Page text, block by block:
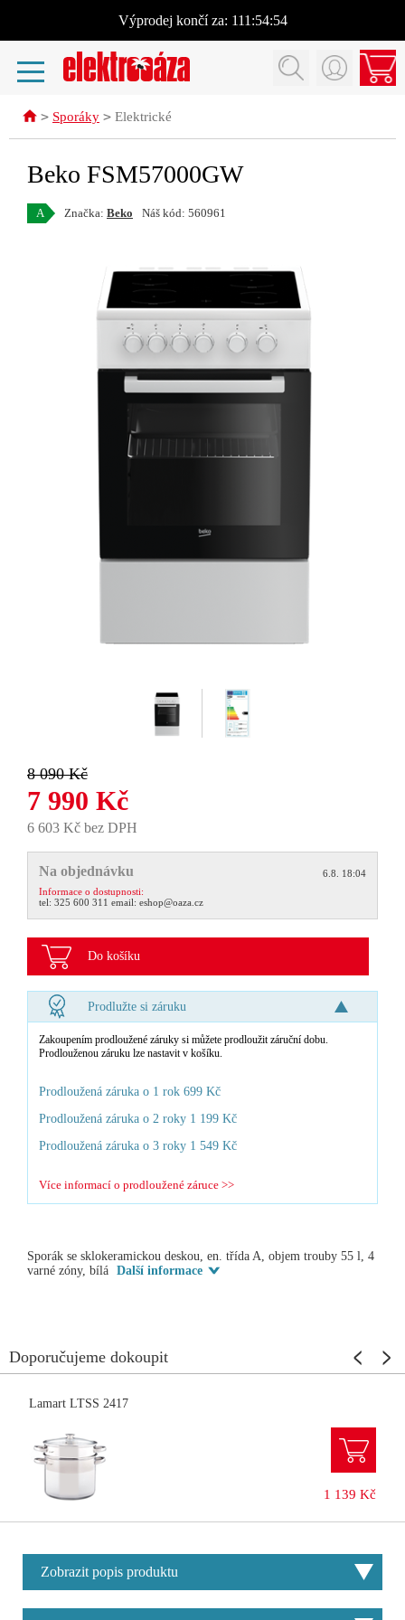
Výprodej končí za: 111:54:54
> Sporáky > Elektrické
Beko FSM57000GW
A Značka: Beko Náš kód: 560961
8 090 Kč
7 990 Kč
6 603 Kč bez DPH
Na objednávku
6.8. 18:04
Informace o dostupnosti:
tel: 325 600 311 email: eshop@oaza.cz
Do košíku
Prodlužte si záruku
Zakoupením prodloužené záruky si můžete prodloužit záruční dobu.
Prodlouženou záruku lze nastavit v košíku.
Prodloužená záruka o 1 rok 699 Kč
Prodloužená záruka o 2 roky 1 199 Kč
Prodloužená záruka o 3 roky 1 549 Kč
Více informací o prodloužené záruce >>
Sporák se sklokeramickou deskou, en. třída A, objem trouby 55 l, 4
varné zóny, bílá Další informace
Doporučujeme dokoupit
Lamart LTSS 2417
1 139 Kč
Zobrazit popis produktu